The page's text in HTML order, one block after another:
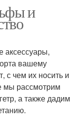
и
аксессуары,
вашему
с чем их носить и
мы рассмотрим
а также дадим